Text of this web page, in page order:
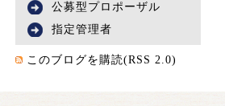
公募型プロポーザル
指定管理者
このブログを購読(RSS 2.0)